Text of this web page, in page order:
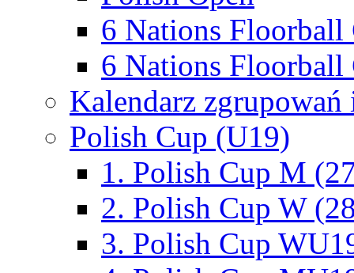
6 Nations Floorball
6 Nations Floorball
Kalendarz
Polish Cup (U19)
1. Polish Cup M
2. Polish Cup W
3. Polish Cup